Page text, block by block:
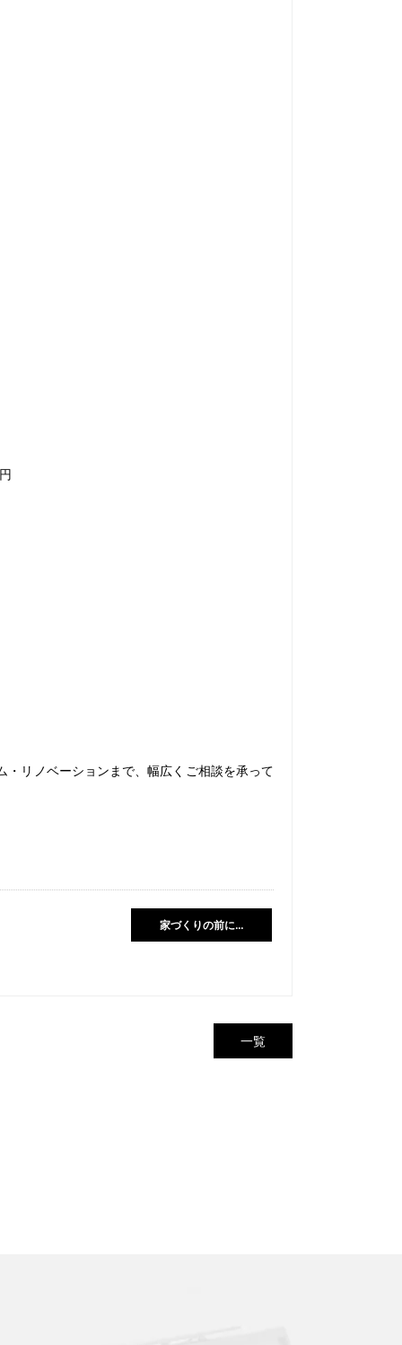
リノベーションまで、幅広くご相談を承って
家づくりの前に…
一覧